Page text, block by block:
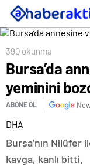
390 okunma
Bursa’da
yeminini
ABONE OL
DHA
Bursa’nın Nilüfer
kavga, kanlı bitti.